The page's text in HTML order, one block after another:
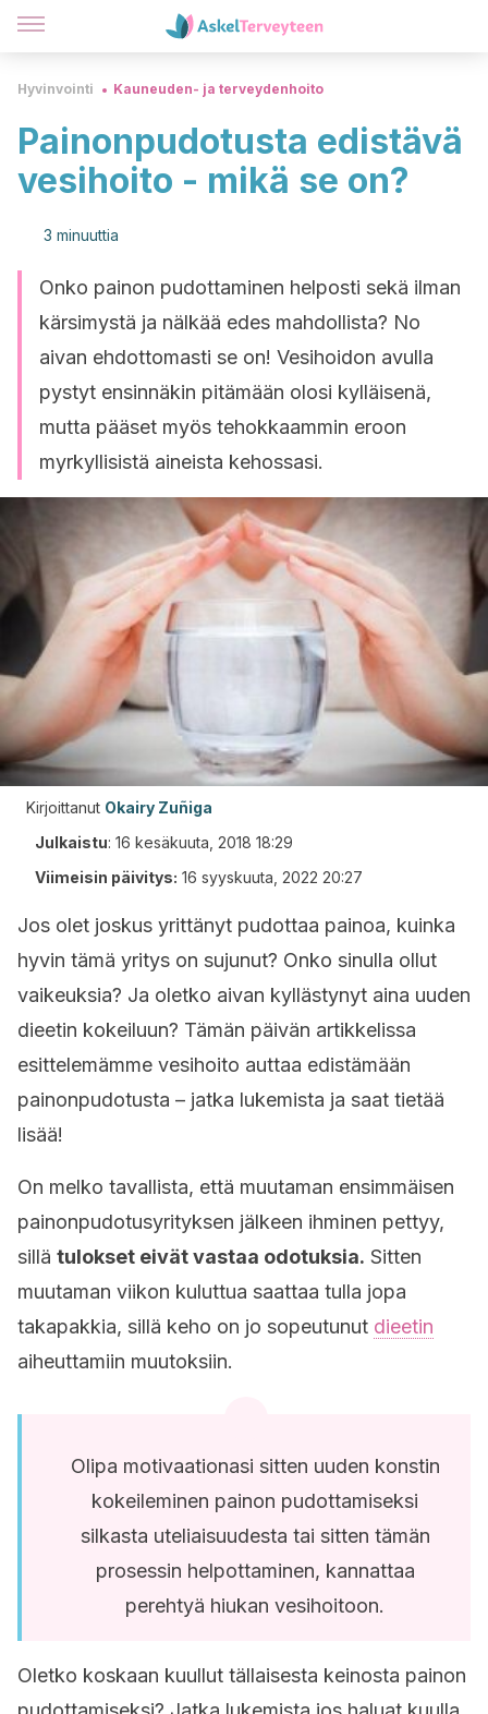
Hyvinvointi Kauneuden- ja terveydenhoito
Painonpudotusta edistävä
vesihoito - mikä se on?
3 minuuttia
Onko painon pudottaminen helposti sekä ilman
kärsimystä ja nälkää edes mahdollista? No
aivan ehdottomasti se on! Vesihoidon avulla
pystyt ensinnäkin pitämään olosi kylläisenä,
mutta pääset myös tehokkaammin eroon
myrkyllisistä aineista kehossasi.
Kirjoittanut Okairy Zuñiga
Julkaistu: 16 kesäkuuta, 2018 18:29
Viimeisin päivitys: 16 syyskuuta, 2022 20:27
Jos olet joskus yrittänyt pudottaa painoa, kuinka
hyvin tämä yritys on sujunut? Onko sinulla ollut
vaikeuksia? Ja oletko aivan kyllästynyt aina uuden
dieetin kokeiluun? Tämän päivän artikkelissa
esittelemämme vesihoito auttaa edistämään
painonpudotusta – jatka lukemista ja saat tietää
lisää!
On melko tavallista, että muutaman ensimmäisen
painonpudotusyrityksen jälkeen ihminen pettyy,
sillä tulokset eivät vastaa odotuksia. Sitten
muutaman viikon kuluttua saattaa tulla jopa
takapakkia, sillä keho on jo sopeutunut dieetin
aiheuttamiin muutoksiin.
Olipa motivaationasi sitten uuden konstin
kokeileminen painon pudottamiseksi
silkasta uteliaisuudesta tai sitten tämän
prosessin helpottaminen, kannattaa
perehtyä hiukan vesihoitoon.
Oletko koskaan kuullut tällaisesta keinosta painon